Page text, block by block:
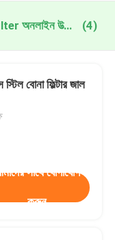
flattened knitted wire mesh filter অনলাইন উত্পাদন (4)
বোনা ফিল্টার জাল
সাথে যোগাযোগ
করুন